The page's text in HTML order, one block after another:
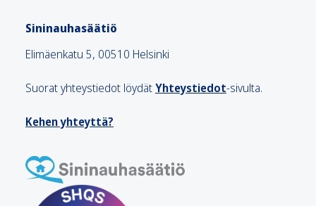
Sininauhasäätiö
Elimäenkatu 5, 00510 Helsinki
Suorat yhteystiedot löydätYhteystiedot-sivulta.
Kehen yhteyttä?